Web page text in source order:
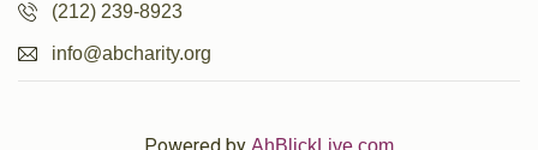
(212) 239-8923
info@abcharity.org